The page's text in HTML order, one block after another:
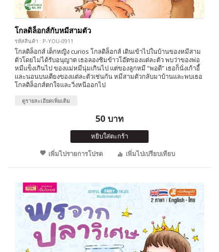
โกลดิล็อกส์กับหมีสามตัว
รหัสสินค้า : P-YOU-0911
โกลดิล็อกส์ เด็กหญิง curios โกลดิล็อกส์ เดินเข้าไปในบ้านของหมีสาม
ตัวโดยไม่ได้รับอนุญาต เธอลองชิมข้าวโอ๊ตของแต่ละตัว พบว่าของพ่อ
หมีแข็งเกินไป ของแม่หมีนุ่มเกินไป แต่ของลูกหมี “พอดี” เธอก็นั่งเก้าอี้
และนอนบนเตียงของแต่ละตัวเช่นกัน หมีสามตัวกลับมาบ้านและพบเธอ
โกลดิล็อกส์ตกใจและวิ่งหนีออกไป
ดูรายละเอียดเพิ่มเติม
50 บาท
หยิบใส่ตะกร้า
เพิ่มไปรายการโปรด
เพิ่มไปเปรียบเทียบ